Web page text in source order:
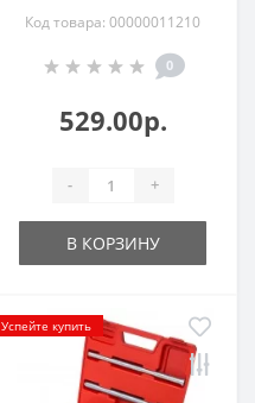
Код товара: 00000011210
0
529.00р.
- +
В КОРЗИНУ
Успейте купить